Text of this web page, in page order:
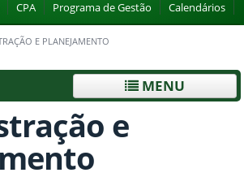
CPA Programa de Gestão Calendários
E PLANEJAMENTO
MENU
e